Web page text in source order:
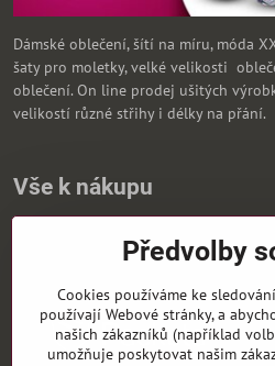
Dámské oblečení, šítí na míru, móda
šaty pro moletky, velké velikosti
oblečení. On line prodej ušitých
velikostí různé střihy i délky na přání.
Vše k nákupu
Zasíláme i na SlovenskoPředvolby
Cookies používáme ke
používají Webové stránky, a
našich zákazníků (například
umožňuje poskytovat našim